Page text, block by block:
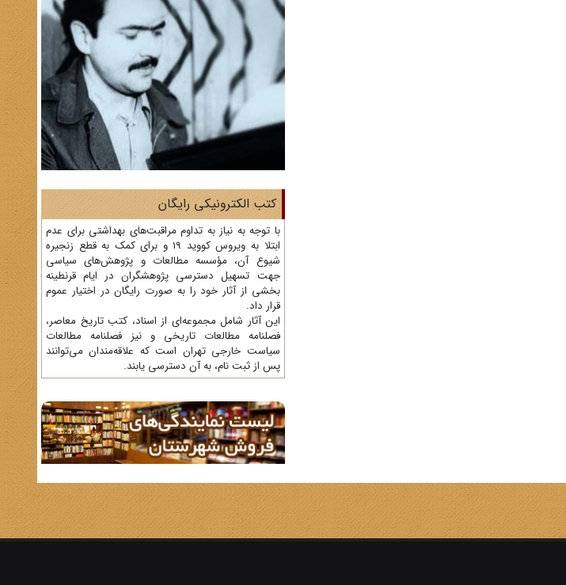
کتب الکترونیکی رایگان
با توجه به نیاز به تداوم مراقبت‌های بهداشتی برای عدم
ابتلا به ویروس کووید 19 و برای کمک به قطع زنجیره
شیوع آن، مؤسسه مطالعات و پژوهش‌های سیاسی
جهت تسهیل دسترسی پژوهشگران در ایام قرنطینه
بخشی از آثار خود را به صورت رایگان در اختیار عموم
قرار داد.
این آثار شامل مجموعه‌ای از اسناد، کتب تاریخ معاصر،
فصلنامه‌ مطالعات تاریخی و نیز فصلنامه مطالعات
سیاست خارجی تهران است که علاقه‌مندان می‌توانند
پس از ثبت نام، به آن دسترسی یابند.